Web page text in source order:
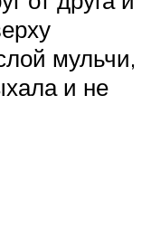
мульчи,
и не